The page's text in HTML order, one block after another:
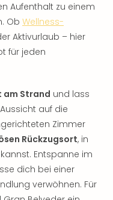
Aufenthalt zu einem
Ob Wellness-
Aktivurlaub – hier
für jeden
am Strand und lass
auf die
Zimmer
Rückzugsort, in
Entspanne im
dich bei einer
verwöhnen. Für